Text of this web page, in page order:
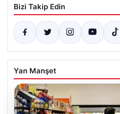
Bizi Takip Edin
Yan Manşet